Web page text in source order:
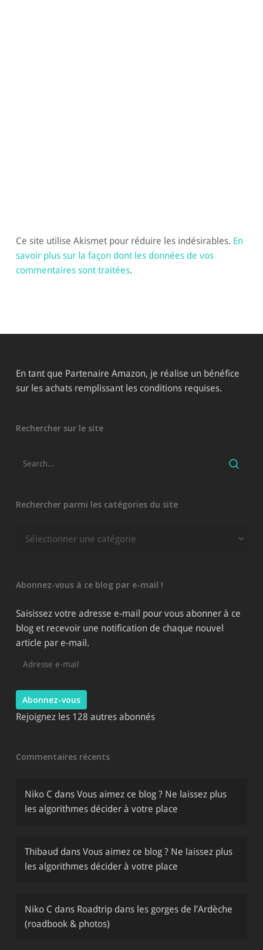
Ce site utilise Akismet pour réduire les indésirables. En
savoir plus sur la façon dont les données de vos
commentaires sont traitées.
En tant que Partenaire Amazon, je réalise un bénéfice
sur les achats remplissant les conditions requises.
Rechercher sur le site
Rechercher parmi les catégories du site
du
Abonnez-vous à ce blog par e-mail !
Saisissez votre adresse e-mail pour vous abonner à ce
blog et recevoir une notification de chaque nouvel
article par e-mail.
Abonnez-vous
Rejoignez les 128 autres abonnés
Commentaires récents
Niko C dans Vous aimez ce blog ? Ne laissez plus
les algorithmes décider à votre place
Thibaud dans Vous aimez ce blog ? Ne laissez plus
les algorithmes décider à votre place
Niko C dans Roadtrip dans les gorges de l’Ardèche
(roadbook & photos)